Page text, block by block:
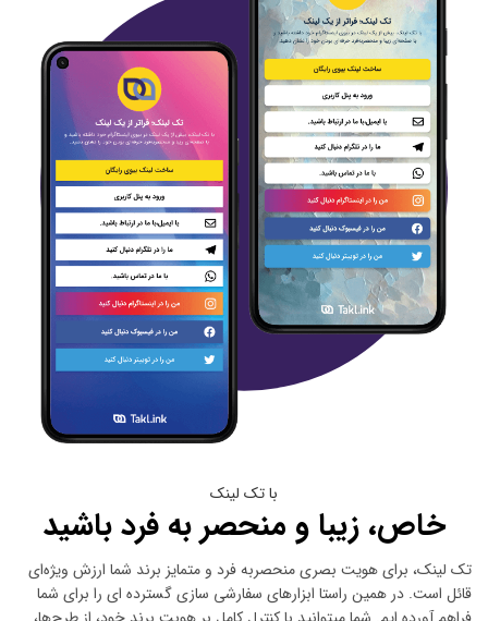
با تک لینک
خاص، زیبا و منحصر به فرد باشید
تک لینک، برای هویت بصری منحصربه ‌فرد و متمایز برند شما ارزش ویژه‌ای
قائل است. در همین راستا ابزارهای سفارشی ‌سازی گسترده ای را برای شما